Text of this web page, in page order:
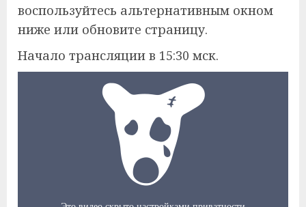
воспользуйтесь альтернативным окном
ниже или обновите страницу.
Начало трансляции в 15:30 мск.